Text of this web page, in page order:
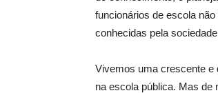
funcionários de escola
conhecidas pela
Vivemos uma crescente e
na escola pública. Mas de